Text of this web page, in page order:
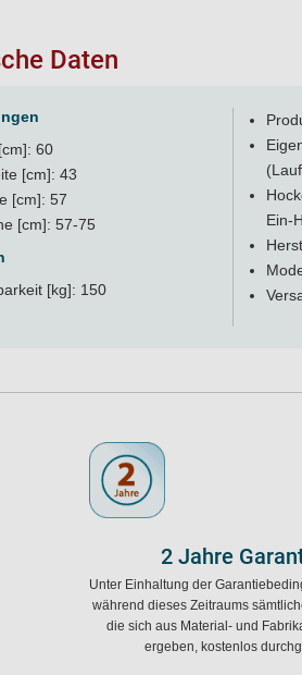
Daten
60
[cm]: 43
[cm]: 57
[cm]: 57-75
[kg]: 150
Ein-
2 Jahre
Unter Einhaltung der
während dieses Zeitraums
die sich aus Material- und
ergeben, kostenlos